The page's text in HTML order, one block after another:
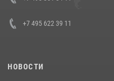
+7 495 622 39 11
НОВОСТИ